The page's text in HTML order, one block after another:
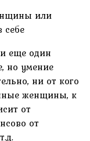
еще один
но умение
ни от кого
женщины, к
от
от